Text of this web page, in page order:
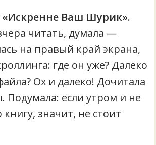
«Искренне Ваш Шурик».
читать, думала —
на правый край экрана,
где он уже? Далеко
Ох и далеко! Дочитала
Подумала: если утром и не
значит, не стоит